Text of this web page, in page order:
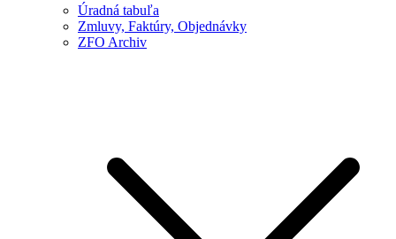
Úradná tabuľa
Zmluvy, Faktúry, Objednávky
ZFO Archiv